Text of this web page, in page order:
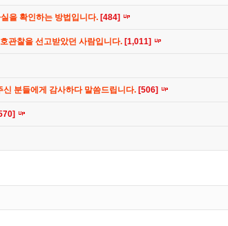
을 확인하는 방법입니다. [484]
관찰을 선고받았던 사람입니다. [1,011]
분들에게 감사하다 말씀드립니다. [506]